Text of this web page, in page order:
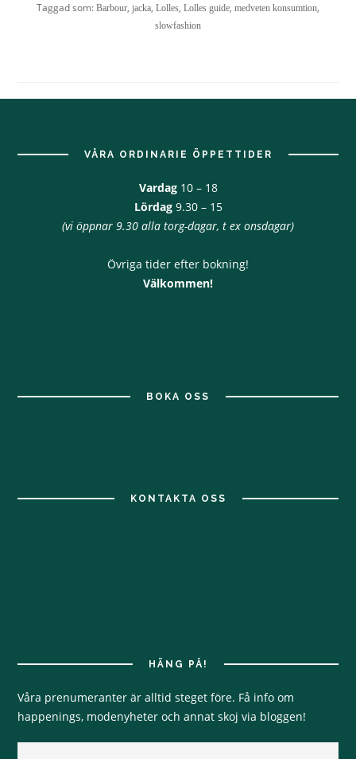
Taggad som: Barbour, jacka, Lolles, Lolles guide, medveten konsumtion,
slowfashion
VÅRA ORDINARIE ÖPPETTIDER
Vardag10 – 18
Lördag9.30 – 15
(vi öppnar 9.30 alla torg-dagar, t ex onsdagar)
Övriga tider efter bokning!
Välkommen!
BOKA OSS
KONTAKTA OSS
HÄNG PÅ!
Våra prenumeranter är alltid steget före. Få info om
happenings, modenyheter och annat skoj via bloggen!